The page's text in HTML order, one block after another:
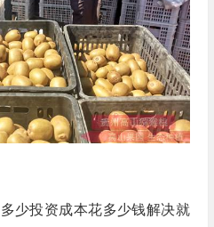
少投资成本花多少钱解决就